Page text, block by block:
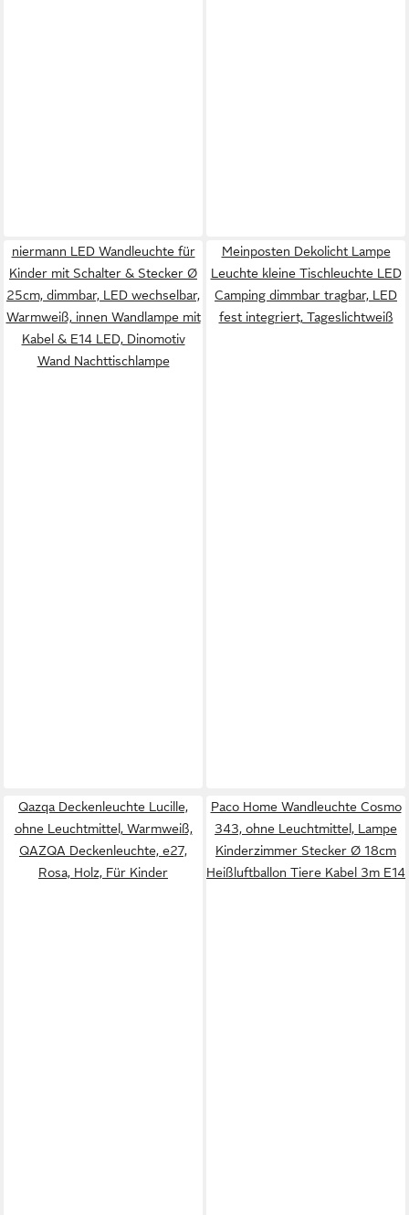
niermann LED Wandleuchte für
Kinder mit Schalter & Stecker Ø
25cm, dimmbar, LED wechselbar,
Warmweiß, innen Wandlampe mit
Kabel & E14 LED, Dinomotiv
Wand Nachttischlampe
Meinposten Dekolicht Lampe
Leuchte kleine Tischleuchte LED
Camping dimmbar tragbar, LED
fest integriert, Tageslichtweiß
Qazqa Deckenleuchte Lucille,
ohne Leuchtmittel, Warmweiß,
QAZQA Deckenleuchte, e27,
Rosa, Holz, Für Kinder
Paco Home Wandleuchte Cosmo
343, ohne Leuchtmittel, Lampe
Kinderzimmer Stecker Ø 18cm
Heißluftballon Tiere Kabel 3m E14